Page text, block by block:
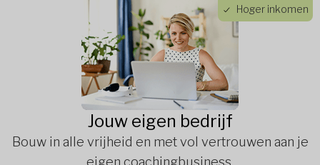
Hoger inkomen
Jouw eigen bedrijf
Bouw in alle vrijheid en met vol vertrouwen aan je
eigen coachingbusiness.